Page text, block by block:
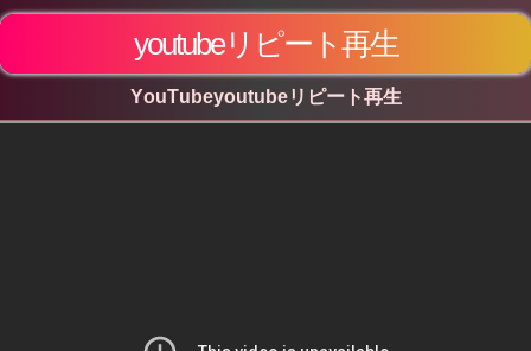
youtubeリピート再生
YouTubeyoutubeリピート再生